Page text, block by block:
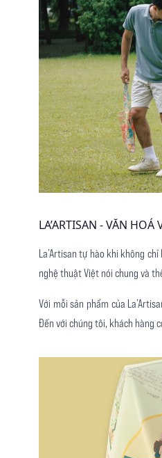
LA’ARTISAN - VĂN
La’Artisan tự hào khi không
nghệ thuật Việt nói chung và
Với mỗi sản phẩm của
Đến với chúng tôi, khách hàng